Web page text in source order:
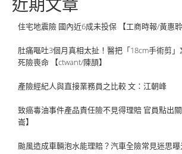
近期文章
住宅地震險 國內近6成未投保 【工商時報/黃惠聆
肚痛嘔吐3個月真相太扯！醫把「18cm手術剪
死險喪命 【ctwant/陳頡】
產險經紀人與直接業務員之比較 文：江朝峰
致癌毒油事件產品責任險不見得理賠 官員點出
崙】
颱風造成車輛泡水能理賠？汽車全險常見迷思